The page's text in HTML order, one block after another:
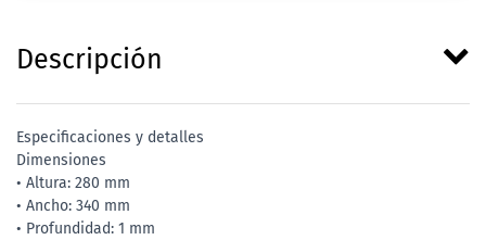
Descripción
Especificaciones y detalles
Dimensiones
• Altura: 280 mm
• Ancho: 340 mm
• Profundidad: 1 mm